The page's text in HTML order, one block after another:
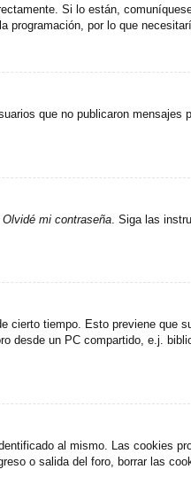
Si lo están,
por lo que
que no publicaron mensajes
Olvidé mi contraseña. Siga las
cierto tiempo. Esto previene que
desde un PC compartido, e.j.
al mismo. Las cookies
o salida del foro, borrar las